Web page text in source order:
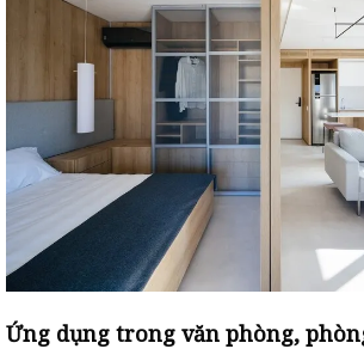
Ứng dụng trong văn phòng,